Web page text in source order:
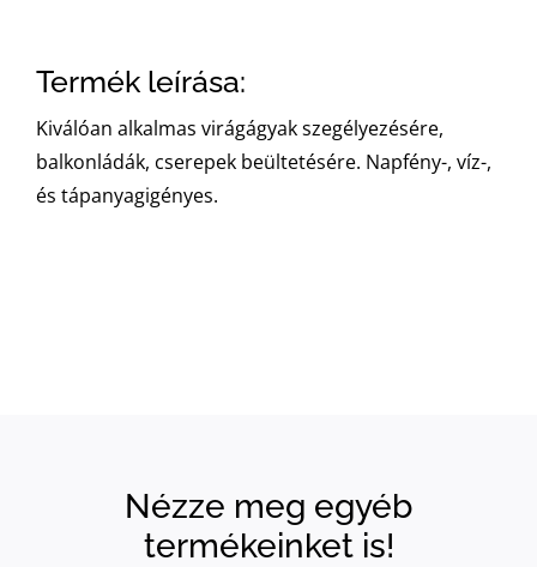
Termék leírása:
Kiválóan alkalmas virágágyak szegélyezésére,
balkonládák, cserepek beültetésére. Napfény-, víz-,
és tápanyagigényes.
Nézze meg egyéb
termékeinket is!